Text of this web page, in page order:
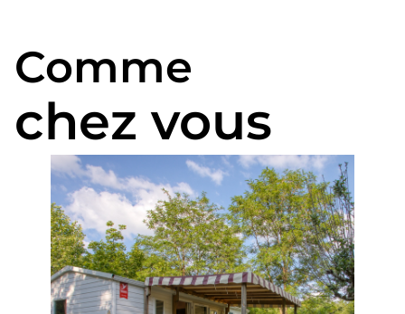
Comme
chez vous